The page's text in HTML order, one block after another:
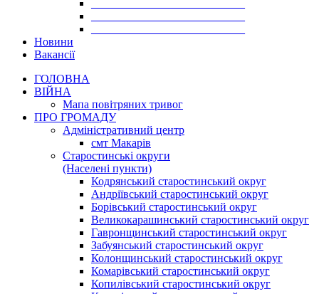
Новини
Вакансії
ГОЛОВНА
ВІЙНА
Мапа повітряних тривог
ПРО ГРОМАДУ
Aдміністративний центр
смт Макарів
Старостинські округи
(Населені пункти)
Кодрянський старостинський округ
Андріївський старостинський округ
Борівський старостинський округ
Великокарашинський старостинський округ
Гавронщинський старостинський округ
Забуянський старостинський округ
Колонщинський старостинський округ
Комарівський старостинський округ
Копилівський старостинський округ